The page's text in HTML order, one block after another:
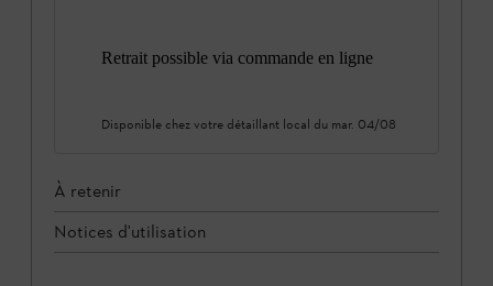
Retrait possible via commande en ligne
Disponible chez votre détaillant local du mar. 04/08
À retenir
Notices d'utilisation